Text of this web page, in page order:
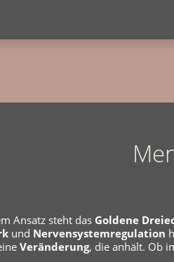
Ansatz steht das Goldene
und Nervensystemregulation
Veränderung, die anhält. Ob